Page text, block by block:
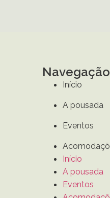
Navegação
Início
A pousada
Eventos
Início
A pousada
Eventos